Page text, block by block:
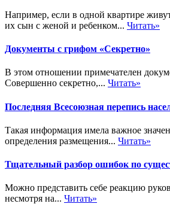
Например, если в одной квартире
их сын с женой и ребенком... Читать»
Документы с грифом «Секретно»
В этом отношении примечателен
Совершенно секретно,... Читать»
Последняя Всесоюзная перепись
Такая информация имела важное
определения размещения... Читать»
Тщательный разбор ошибок по
Можно представить себе реакцию
несмотря на... Читать»